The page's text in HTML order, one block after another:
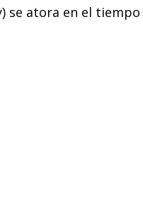
se atora en el